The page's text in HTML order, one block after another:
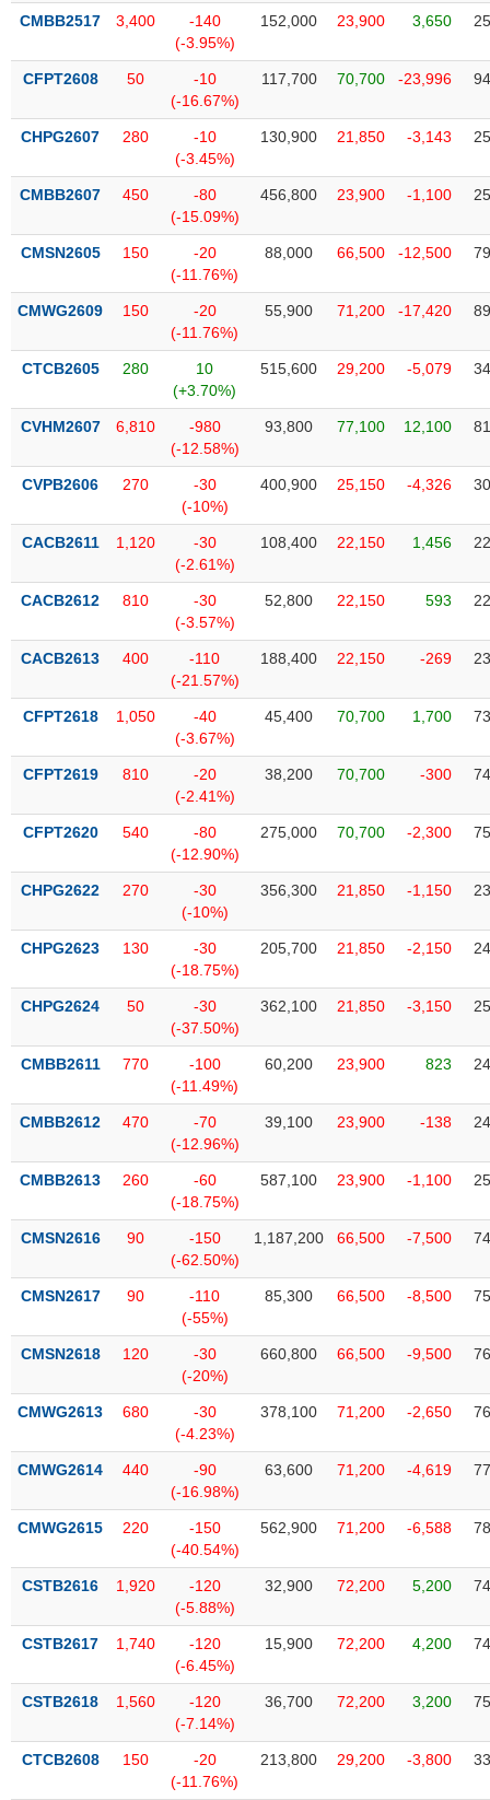
liệu
Tâm
lý
trường
CMBB2517 3,400
-140
(-3.95%)
152,000 23,900 3,650
CFPT2608 50
-10
(-16.67%)
117,700 70,700 -23,996
CHPG2607 280
-10
(-3.45%)
130,900 21,850 -3,143
CMBB2607 450
-80
(-15.09%)
456,800 23,900 -1,100
CMSN2605 150
-20
(-11.76%)
88,000 66,500 -12,500
CMWG2609 150
-20
(-11.76%)
55,900 71,200 -17,420
CTCB2605 280
10
(+3.70%)
515,600 29,200 -5,079
CVHM2607 6,810
-980
(-12.58%)
93,800 77,100 12,100
CVPB2606 270
-30
(-10%)
400,900 25,150 -4,326
CACB2611 1,120
-30
(-2.61%)
108,400 22,150 1,456
CACB2612 810
-30
(-3.57%)
52,800 22,150 593
CACB2613 400
-110
(-21.57%)
188,400 22,150 -269
CFPT2618 1,050
-40
(-3.67%)
45,400 70,700 1,700
CFPT2619 810
-20
(-2.41%)
38,200 70,700 -300
CFPT2620 540
-80
(-12.90%)
275,000 70,700 -2,300
CHPG2622 270
-30
(-10%)
356,300 21,850 -1,150
CHPG2623 130
-30
(-18.75%)
205,700 21,850 -2,150
CHPG2624 50
-30
(-37.50%)
362,100 21,850 -3,150
CMBB2611 770
-100
(-11.49%)
60,200 23,900 823
CMBB2612 470
-70
(-12.96%)
39,100 23,900 -138
CMBB2613 260
-60
(-18.75%)
587,100 23,900 -1,100
CMSN2616 90
-150
(-62.50%)
1,187,200 66,500 -7,500
CMSN2617 90
-110
(-55%)
85,300 66,500 -8,500
CMSN2618 120
-30
(-20%)
660,800 66,500 -9,500
CMWG2613 680
-30
(-4.23%)
378,100 71,200 -2,650
CMWG2614 440
-90
(-16.98%)
63,600 71,200 -4,619
CMWG2615 220
-150
(-40.54%)
562,900 71,200 -6,588
CSTB2616 1,920
-120
(-5.88%)
32,900 72,200 5,200
CSTB2617 1,740
-120
(-6.45%)
15,900 72,200 4,200
CSTB2618 1,560
-120
(-7.14%)
36,700 72,200 3,200
CTCB2608 150
-20
(-11.76%)
213,800 29,200 -3,800
TIÊU
KHÔNG
YẾU
TIÊU
DÙNG
YẾU
CHĂM
SÓC
KHỎE
TÀI
CÔNG
THÔNG
VỤ
TRUYỀN
ÍCH
BẤT
ĐỘNG
chứng
khoán
Tất cả Cổ phiếu Chỉ số Chứng chỉ quỹ Chứng
Lãnh
(-)
Người nội bộ
tức
(-)